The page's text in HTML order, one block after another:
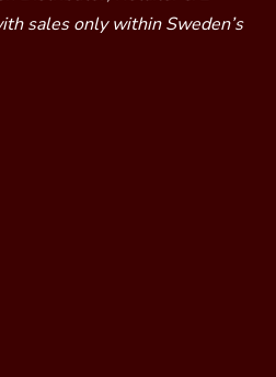
sales only within Sweden’s